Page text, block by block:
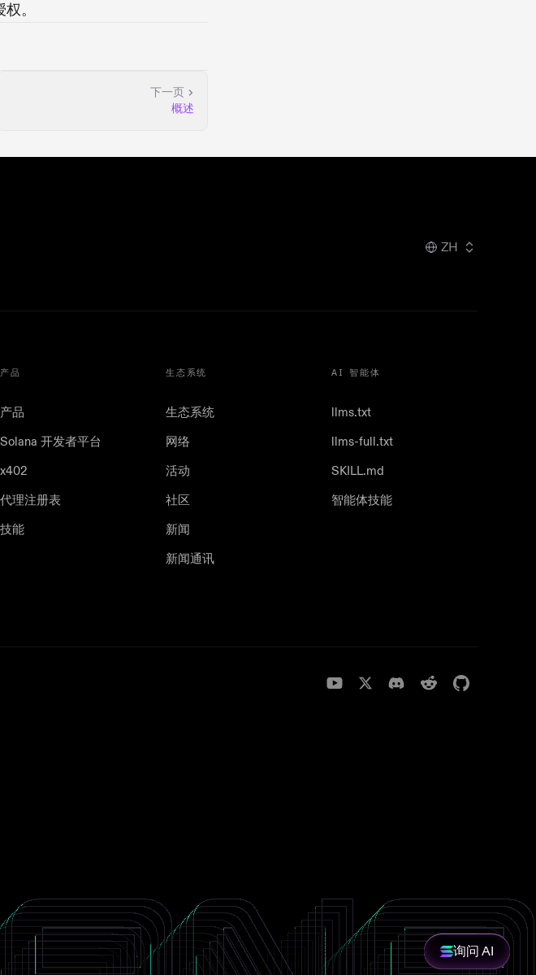
。
下一页
概述
询问 AI
ZH
产品
产品
Solana 开发者平台
x402
代理注册表
技能
生态系统
生态系统
网络
活动
社区
新闻
新闻通讯
AI 智能体
llms.txt
llms-full.txt
SKILL.md
智能体技能